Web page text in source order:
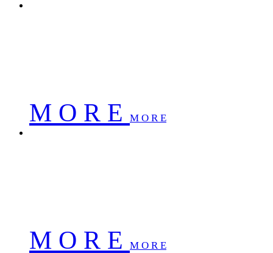
M O R E M O R E
M O R E M O R E